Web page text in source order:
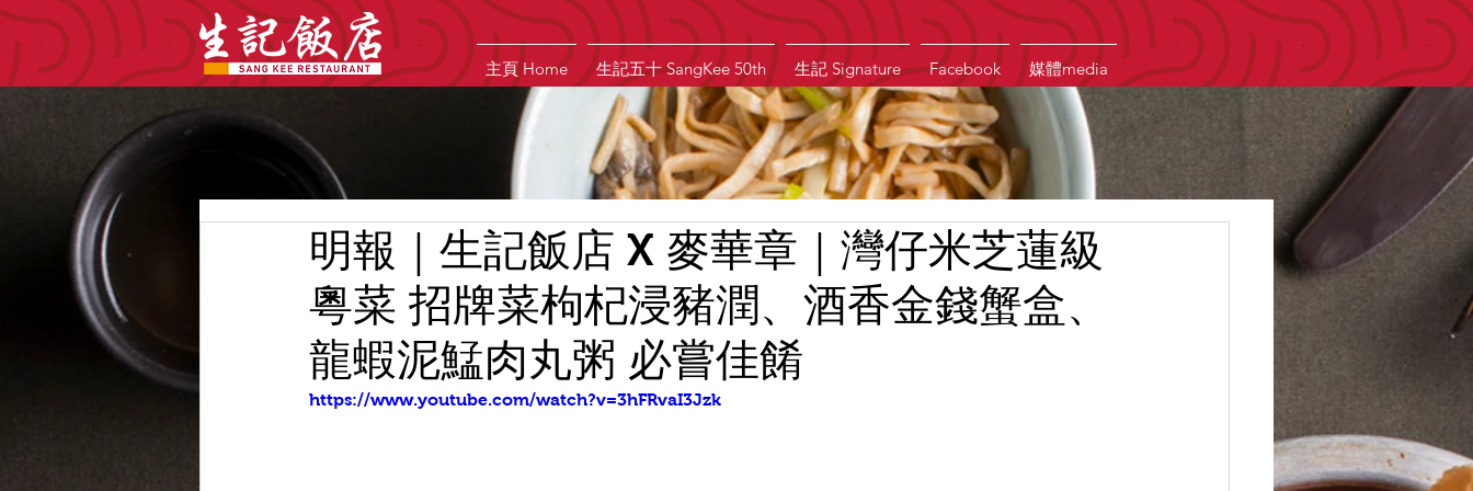
主頁 Home 生記五十 SangKee 50th 生記 Signature Facebook 媒體media
明報｜生記飯店 X 麥華章｜灣仔米芝蓮級
粵菜 招牌菜枸杞浸豬潤、酒香金錢蟹盒、
龍蝦泥鯭肉丸粥 必嘗佳餚
https://www.youtube.com/watch?v=3hFRvaI3Jzk